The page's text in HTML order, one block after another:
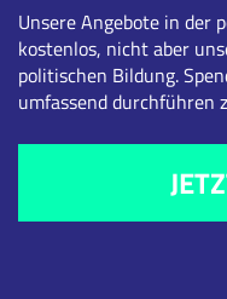
Unsere Angebote in der
kostenlos, nicht aber
politischen Bildung.
umfassend durchführen